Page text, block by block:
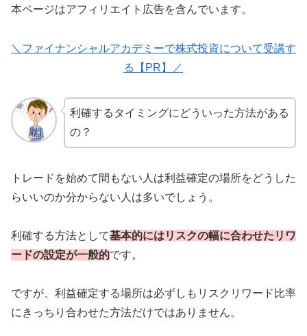
本ページはアフィリエイト広告を含んでいます。
＼ファイナンシャルアカデミーで株式投資について受講す
る【PR】／
利確するタイミングにどういった方法がある
の？
トレードを始めて間もない人は利益確定の場所をどうした
らいいのか分からない人は多いでしょう。
利確する方法として基本的にはリスクの幅に合わせたリワ
ードの設定が一般的です。
ですが、利益確定する場所は必ずしもリスクリワード比率
にきっちり合わせた方法だけではありません。